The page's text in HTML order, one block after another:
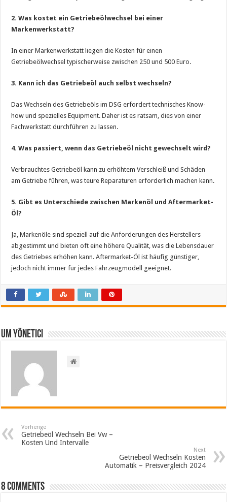
2. Was kostet ein Getriebeölwechsel bei einer
Markenwerkstatt?
In einer Markenwerkstatt liegen die Kosten für einen
Getriebeölwechsel typischerweise zwischen 250 und 500 Euro.
3. Kann ich das Getriebeöl auch selbst wechseln?
Das Wechseln des Getriebeöls im DSG erfordert technisches Know-
how und spezielles Equipment. Daher ist es ratsam, dies von einer
Fachwerkstatt durchführen zu lassen.
4. Was passiert, wenn das Getriebeöl nicht gewechselt wird?
Verbrauchtes Getriebeöl kann zu erhöhtem Verschleiß und Schäden
am Getriebe führen, was teure Reparaturen erforderlich machen kann.
5. Gibt es Unterschiede zwischen Markenöl und Aftermarket-
Öl?
Ja, Markenöle sind speziell auf die Anforderungen des Herstellers
abgestimmt und bieten oft eine höhere Qualität, was die Lebensdauer
des Getriebes erhöhen kann. Aftermarket-Öl ist häufig günstiger,
jedoch nicht immer für jedes Fahrzeugmodell geeignet.
Um yönetici
Vorherige
Getriebeöl Wechseln Bei Vw –
Kosten Und Intervalle
Next
Getriebeöl Wechseln Kosten
Automatik – Preisvergleich 2024
8 comments